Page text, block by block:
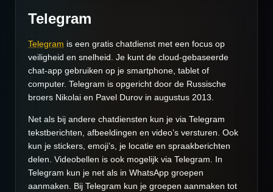
Telegram
Telegram is een gratis chatdienst met een focus op
veiligheid en snelheid. Je kunt de cloud-gebaseerde
chat-app gebruiken op je smartphone, tablet of
computer. Telegram is opgericht door de Russische
broers Nikolai en Pavel Durov in augustus 2013.
Net als bij andere chatdiensten kun je via Telegram
tekstberichten, afbeeldingen en video’s versturen. Ook
kun je stickers, emoji’s, je locatie en spraakberichten
delen. Videobellen is ook mogelijk via Telegram. In
Telegram kun je net als in WhatsApp groepen
aanmaken. Bij Telegram kun je groepen aanmaken tot